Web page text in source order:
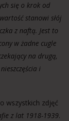
się o krok od
stanowi słój
z naftą. Jest to
w żadne cugle
na drugą,
i
wszystkich zdjęć
z lat 1918-1939.